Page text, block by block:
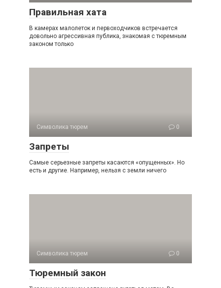
Правильная хата
В камерах малолеток и первоходчиков встречается
довольно агрессивная публика, знакомая с тюремным
законом только
Символика тюрем 0
Запреты
Самые серьезные запреты касаются «опущенных». Но
есть и другие. Например, нельзя с земли ничего
Символика тюрем 0
Тюремный закон